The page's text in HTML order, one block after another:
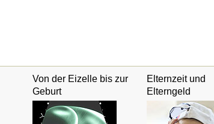
Von der Eizelle bis zur
Geburt
Elternzeit und
Elterngeld